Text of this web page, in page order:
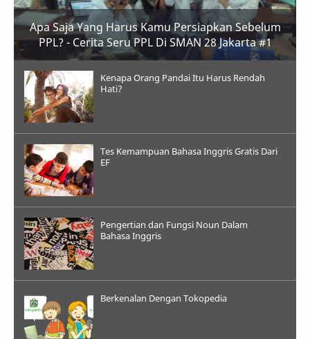
Apa Saja Yang Harus Kamu Persiapkan Sebelum
PPL? - Cerita Seru PPL Di SMAN 28 Jakarta #1
Kenapa Orang Pandai Itu Harus Rendah
Hati?
Tes Kemampuan Bahasa Inggris Gratis Dari
EF
Pengertian dan Fungsi Noun Dalam
Bahasa Inggris
Berkenalan Dengan Tokopedia